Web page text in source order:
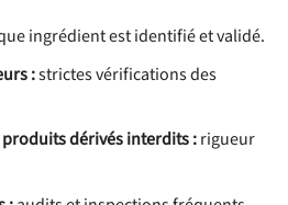
ingrédient est identifié et validé.
:strictes vérifications des
produits dérivés interdits :rigueur